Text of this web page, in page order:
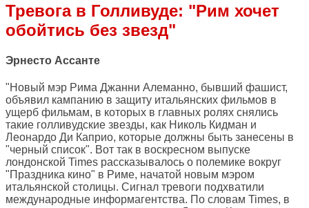
Тревога в Голливуде: "Рим хочет
обойтись без звезд"
Эрнесто Ассанте
"Новый мэр Рима Джанни Алеманно, бывший фашист,
объявил кампанию в защиту итальянских фильмов в
ущерб фильмам, в которых в главных ролях снялись
такие голливудские звезды, как Николь Кидман и
Леонардо Ди Каприо, которые должны быть занесены в
"черный список". Вот так в воскресном выпуске
лондонской Times рассказывалось о полемике вокруг
"Праздника кино" в Риме, начатой новым мэром
итальянской столицы. Сигнал тревоги подхватили
международные информагентства. По словам Times, в